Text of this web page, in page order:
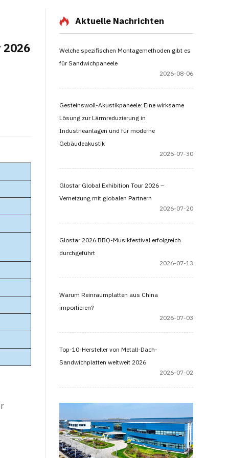
Aktuelle Nachrichten
Welche spezifischen Montagemethoden gibt es
für Sandwichpaneele
2026-08-06
Gesteinswoll-Akustikpaneele: Eine wirksame
Lösung zur Lärmreduzierung in
Industrieanlagen und für moderne
Gebäudeakustik
2026-07-30
Glostar Global Exhibition Tour 2026 –
Vernetzung mit globalen Partnern
2026-07-20
Glostar 2026 BBQ-Musikfestival erfolgreich
durchgeführt
2026-07-13
Warum Reinraumplatten aus China
importieren?
2026-07-03
Top-10-Hersteller von Metall-Dach-
Sandwichplatten weltweit 2026
2026-07-02